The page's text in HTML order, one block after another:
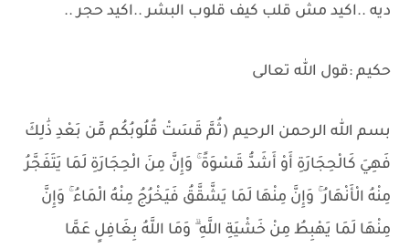
ديه ..اكيد مش قلب كيف قلوب البشر ..اكيد حجر ..
حكيم :قول الله تعالى
بسم الله الرحمن الرحيم (ثُمَّ قَسَتْ قُلُوبُكُم مِّن بَعْدِ ذَٰلِكَ
فَهِيَ كَالْحِجَارَةِ أَوْ أَشَدُّ قَسْوَةً ۚ وَإِنَّ مِنَ الْحِجَارَةِ لَمَا يَتَفَجَّرُ
مِنْهُ الْأَنْهَارُ ۚ وَإِنَّ مِنْهَا لَمَا يَشَّقَّقُ فَيَخْرُجُ مِنْهُ الْمَاءُ ۚ وَإِنَّ
مِنْهَا لَمَا يَهْبِطُ مِنْ خَشْيَةِ اللَّهِ ۗ وَمَا اللَّهُ بِغَافِلٍ عَمَّا